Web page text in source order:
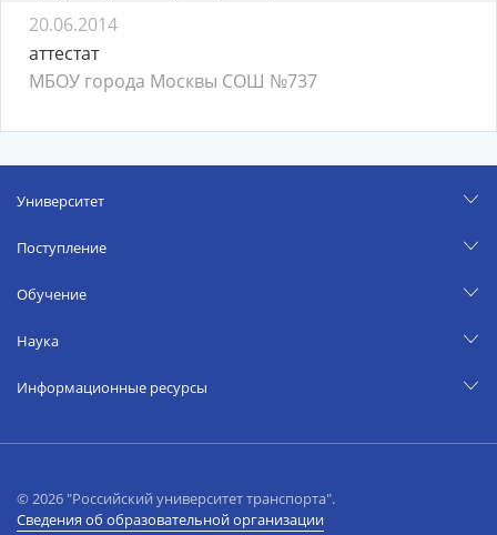
20.06.2014
аттестат
МБОУ города Москвы СОШ №737
Университет
Поступление
Обучение
Наука
Информационные ресурсы
© 2026 "Российский университет транспорта".
Сведения об образовательной организации